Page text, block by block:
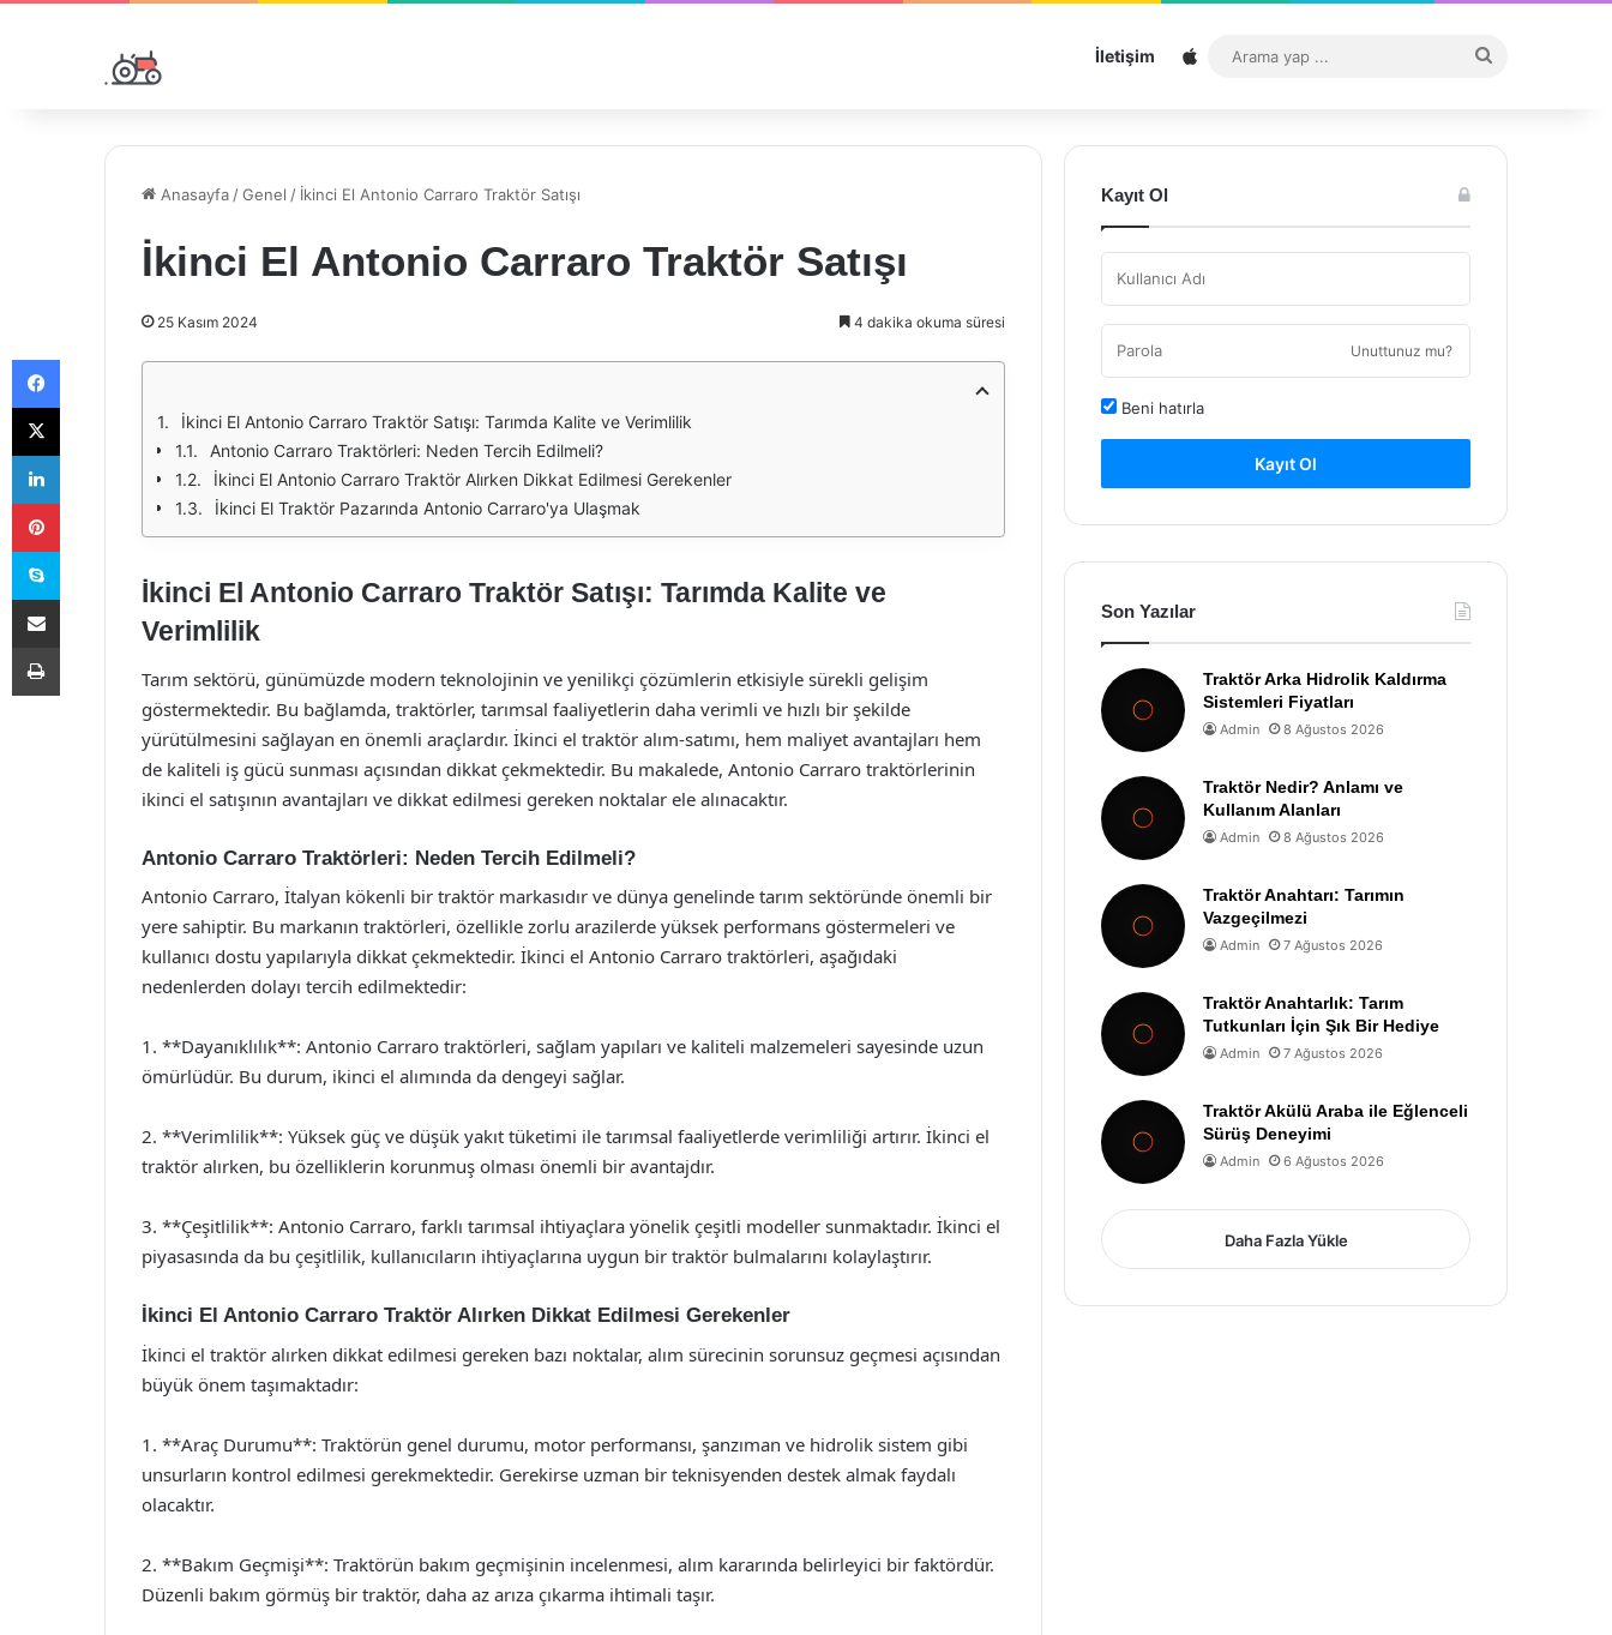
İletişim Sitemap
...
Anasayfa /Genel / İkinci El Antonio Carraro Traktör Satışı
İkinci El Antonio Carraro Traktör Satışı
25 Kasım 2024 4 dakika okuma süresi
İkinci El Antonio Carraro Traktör Satışı: Tarımda Kalite ve Verimlilik
Antonio Carraro Traktörleri: Neden Tercih Edilmeli?
İkinci El Antonio Carraro Traktör Alırken Dikkat Edilmesi Gerekenler
İkinci El Traktör Pazarında Antonio Carraro'ya Ulaşmak
İkinci El Antonio Carraro Traktör Satışı: Tarımda Kalite ve
Verimlilik
Tarım sektörü, günümüzde modern teknolojinin ve yenilikçi çözümlerin etkisiyle sürekli gelişim
göstermektedir. Bu bağlamda, traktörler, tarımsal faaliyetlerin daha verimli ve hızlı bir şekilde
yürütülmesini sağlayan en önemli araçlardır. İkinci el traktör alım-satımı, hem maliyet avantajları hem
de kaliteli iş gücü sunması açısından dikkat çekmektedir. Bu makalede, Antonio Carraro traktörlerinin
ikinci el satışının avantajları ve dikkat edilmesi gereken noktalar ele alınacaktır.
Antonio Carraro Traktörleri: Neden Tercih Edilmeli?
Antonio Carraro, İtalyan kökenli bir traktör markasıdır ve dünya genelinde tarım sektöründe önemli bir
yere sahiptir. Bu markanın traktörleri, özellikle zorlu arazilerde yüksek performans göstermeleri ve
kullanıcı dostu yapılarıyla dikkat çekmektedir. İkinci el Antonio Carraro traktörleri, aşağıdaki
nedenlerden dolayı tercih edilmektedir:
1. **Dayanıklılık**: Antonio Carraro traktörleri, sağlam yapıları ve kaliteli malzemeleri sayesinde uzun
ömürlüdür. Bu durum, ikinci el alımında da dengeyi sağlar.
2. **Verimlilik**: Yüksek güç ve düşük yakıt tüketimi ile tarımsal faaliyetlerde verimliliği artırır. İkinci el
traktör alırken, bu özelliklerin korunmuş olması önemli bir avantajdır.
3. **Çeşitlilik**: Antonio Carraro, farklı tarımsal ihtiyaçlara yönelik çeşitli modeller sunmaktadır. İkinci el
piyasasında da bu çeşitlilik, kullanıcıların ihtiyaçlarına uygun bir traktör bulmalarını kolaylaştırır.
İkinci El Antonio Carraro Traktör Alırken Dikkat Edilmesi Gerekenler
İkinci el traktör alırken dikkat edilmesi gereken bazı noktalar, alım sürecinin sorunsuz geçmesi açısından
büyük önem taşımaktadır:
1. **Araç Durumu**: Traktörün genel durumu, motor performansı, şanzıman ve hidrolik sistem gibi
unsurların kontrol edilmesi gerekmektedir. Gerekirse uzman bir teknisyenden destek almak faydalı
olacaktır.
2. **Bakım Geçmişi**: Traktörün bakım geçmişinin incelenmesi, alım kararında belirleyici bir faktördür.
Düzenli bakım görmüş bir traktör, daha az arıza çıkarma ihtimali taşır.
Kayıt Ol
Unuttunuz mu?
Beni hatırla
Kayıt Ol
Son Yazılar
Traktör Arka Hidrolik Kaldırma
Sistemleri Fiyatları
Admin 8 Ağustos 2026
Traktör Nedir? Anlamı ve
Kullanım Alanları
Admin 8 Ağustos 2026
Traktör Anahtarı: Tarımın
Vazgeçilmezi
Admin 7 Ağustos 2026
Traktör Anahtarlık: Tarım
Tutkunları İçin Şık Bir Hediye
Admin 7 Ağustos 2026
Traktör Akülü Araba ile Eğlenceli
Sürüş Deneyimi
Admin 6 Ağustos 2026
Daha Fazla Yükle
Facebook
X
LinkedIn
Pinterest
Skype
E-Posta ile paylaş